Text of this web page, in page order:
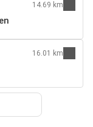
14.69 km
16.01 km